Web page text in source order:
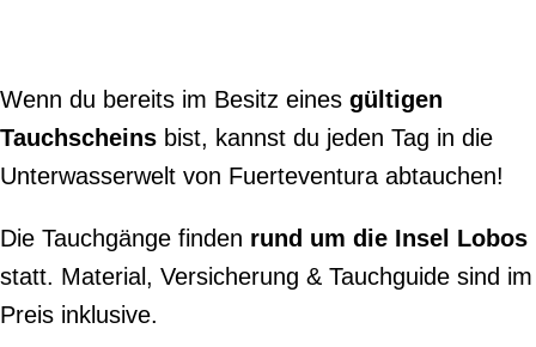
Wenn du bereits im Besitz eines gültigen
Tauchscheins bist, kannst du jeden Tag in die
Unterwasserwelt von Fuerteventura abtauchen!
Die Tauchgänge finden rund um die Insel Lobos
statt. Material, Versicherung & Tauchguide sind im
Preis inklusive.